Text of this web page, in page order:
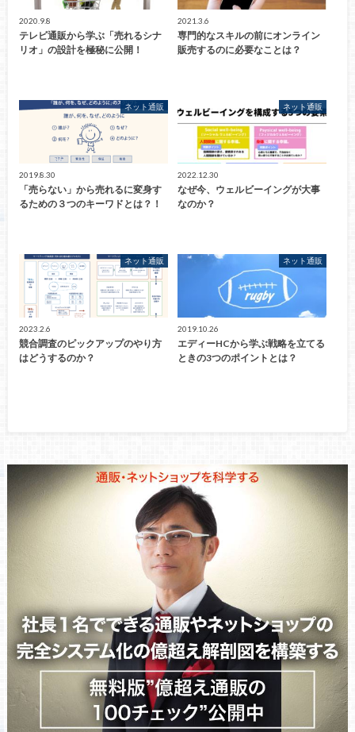
2020.9.8
テレビ通販から学ぶ「売れるシナ
リオ」の設計を極秘に公開！
2021.3.6
専門的なスキルの前にオンライン
販売するのに必要なことは？
ネット通販
2019.8.30
「売らない」から売れるに変身す
るための３つのキーワドとは？！
ネット通販
2022.12.30
なぜ今、ウェルビーイングが大事
なのか？
ネット通販
2023.2.6
競合調査のピックアップのやり方
はどうするのか？
ネット通販
2019.10.26
エディーHCから学ぶ戦略を立てる
ときの3つのポイントとは？